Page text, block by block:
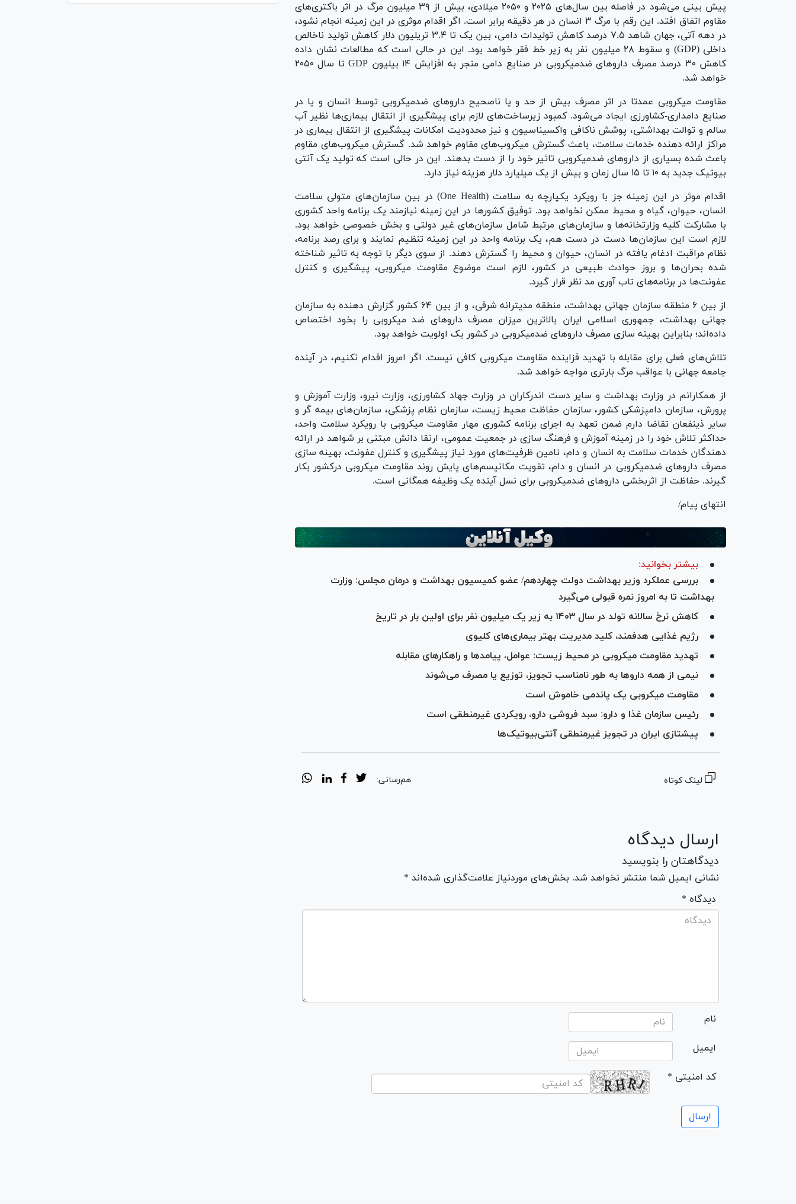
پیش بینی می‌شود در فاصله بین سال‌های ۲۰۲۵ و ۲۰۵۰ میلادی، بیش از ۳۹ میلیون مرگ در اثر باکتری‌های
مقاوم اتفاق افتد. این رقم با مرگ ۳ انسان در هر دقیقه برابر است. اگر اقدام موثری در این زمینه انجام نشود،
در دهه آتی، جهان شاهد ۷.۵ درصد کاهش تولیدات دامی، بین یک تا ۳.۴ تریلیون دلار کاهش تولید ناخالص
داخلی (GDP) و سقوط ۲۸ میلیون نفر به زیر خط فقر خواهد بود. این در حالی است که مطالعات نشان داده
کاهش ۳۰ درصد مصرف دارو‌های ضدمیکروبی در صنایع دامی منجر به افزایش ۱۴ بیلیون GDP تا سال ۲۰۵۰
خواهد شد.
مقاومت میکروبی عمدتا در اثر مصرف بیش از حد و یا ناصحیح دارو‌های ضدمیکروبی توسط انسان و یا در
صنایع دامداری-کشاورزی ایجاد می‌شود. کمبود زیرساخت‌های لازم برای پیشگیری از انتقال بیماری‌ها نظیر آب
سالم و توالت بهداشتی، پوشش ناکافی واکسیناسیون و نیز محدودیت امکانات پیشگیری از انتقال بیماری در
مراکز ارائه دهنده خدمات سلامت، باعث گسترش میکروب‌های مقاوم خواهد شد. گسترش میکروب‌های مقاوم
باعث شده بسیاری از دارو‌های ضدمیکروبی تاثیر خود را از دست بدهند. این در حالی است که تولید یک آنتی
بیوتیک جدید به ۱۰ تا ۱۵ سال زمان و بیش از یک میلیارد دلار هزینه نیاز دارد.
اقدام موثر در این زمینه جز با رویکرد یکپارچه به سلامت (One Health) در بین سازمان‌های متولی سلامت
انسان، حیوان، گیاه و محیط ممکن نخواهد بود. توفیق کشور‌ها در این زمینه نیازمند یک برنامه واحد کشوری
با مشارکت کلیه وزارتخانه‌ها و سازمان‌های مرتبط شامل سازمان‌های غیر دولتی و بخش خصوصی خواهد بود.
لازم است این سازمان‌ها دست در دست هم، یک برنامه واحد در این زمینه تنظیم نمایند و برای رصد برنامه،
نظام مراقبت ادغام یافته در انسان، حیوان و محیط را گسترش دهند. از سوی دیگر با توجه به تاثیر شناخته
شده بحران‌ها و بروز حوادث طبیعی در کشور، لازم است موضوع مقاومت میکروبی، پیشگیری و کنترل
عفونت‌ها در برنامه‌های تاب آوری مد نظر قرار گیرد.
از بین ۶ منطقه سازمان جهانی بهداشت، منطقه مدیترانه شرقی، و از بین ۶۴ کشور گزارش دهنده به سازمان
جهانی بهداشت، جمهوری اسلامی ایران بالاترین میزان مصرف دارو‌های ضد میکروبی را بخود اختصاص
داده‌اند؛ بنابراین بهینه سازی مصرف دارو‌های ضدمیکروبی در کشور یک اولویت خواهد بود.
تلاش‌های فعلی برای مقابله با تهدید فزاینده مقاومت میکروبی کافی نیست. اگر امروز اقدام نکنیم، در آینده
جامعه جهانی با عواقب مرگ بارتری مواجه خواهد شد.
از همکارانم در وزارت بهداشت و سایر دست اندرکاران در وزارت جهاد کشاورزی، وزارت نیرو، وزارت آموزش و
پرورش، سازمان دامپزشکی کشور، سازمان حفاظت محیط زیست، سازمان نظام پزشکی، سازمان‌های بیمه گر و
سایر ذینفعان تقاضا دارم ضمن تعهد به اجرای برنامه کشوری مهار مقاومت میکروبی با رویکرد سلامت واحد،
حداکثر تلاش خود را در زمینه آموزش و فرهنگ سازی در جمعیت عمومی، ارتقا دانش مبتنی بر شواهد در ارائه
دهندگان خدمات سلامت به انسان و دام، تامین ظرفیت‌های مورد نیاز پیشگیری و کنترل عفونت، بهینه سازی
مصرف دارو‌های ضدمیکروبی در انسان و دام، تقویت مکانیسم‌های پایش روند مقاومت میکروبی درکشور بکار
گیرند. حفاظت از اثربخشی دارو‌های ضدمیکروبی برای نسل آینده یک وظیفه همگانی است.
انتهای پیام/
بیشتر بخوانید:
بررسی عملکرد وزیر بهداشت دولت چهاردهم/ عضو کمیسیون بهداشت و درمان مجلس: وزارت
بهداشت تا به امروز نمره قبولی می‌گیرد
کاهش نرخ سالانه تولد در سال ۱۴۰۳ به زیر یک میلیون نفر برای اولین بار در تاریخ
رژیم غذایی هدفمند، کلید مدیریت بهتر بیماری‌های کلیوی
تهدید مقاومت میکروبی در محیط زیست: عوامل، پیامد‌ها و راهکار‌های مقابله
نیمی از همه دارو‌ها به طور نامناسب تجویز، توزیع یا مصرف می‌شوند
مقاومت میکروبی یک پاندمی خاموش است
رئیس سازمان غذا و دارو: سبد فروشی دارو، رویکردی غیرمنطقی است
پیشتازی ایران در تجویز غیرمنطقی آنتی‌بیوتیک‌ها
لینک کوتاه هم‌رسانی:
ارسال دیدگاه
دیدگاهتان را بنویسید
نشانی ایمیل شما منتشر نخواهد شد. بخش‌های موردنیاز علامت‌گذاری شده‌اند *
* دیدگاه
نام
ایمیل
* کد امنیتی